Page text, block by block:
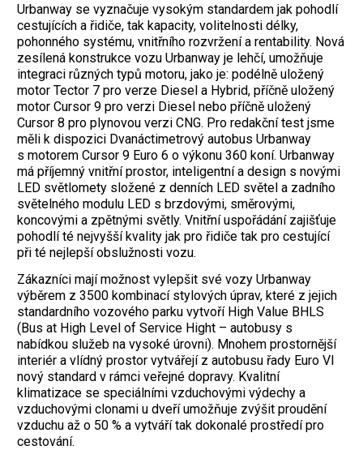
Urbanway se vyznačuje vysokým standardem jak pohodlí
cestujících a řidiče, tak kapacity, volitelnosti délky,
pohonného systému, vnitřního rozvržení a rentability. Nová
zesílená konstrukce vozu Urbanway je lehčí, umožňuje
integraci různých typů motoru, jako je: podélně uložený
motor Tector 7 pro verze Diesel a Hybrid, příčně uložený
motor Cursor 9 pro verzi Diesel nebo příčně uložený
Cursor 8 pro plynovou verzi CNG. Pro redakční test jsme
měli k dispozici Dvanáctimetrový autobus Urbanway
s motorem Cursor 9 Euro 6 o výkonu 360 koní. Urbanway
má příjemný vnitřní prostor, inteligentní a design s novými
LED světlomety složené z denních LED světel a zadního
světelného modulu LED s brzdovými, směrovými,
koncovými a zpětnými světly. Vnitřní uspořádání zajišťuje
pohodlí té nejvyšší kvality jak pro řidiče tak pro cestující
při té nejlepší obslužnosti vozu.
Zákazníci mají možnost vylepšit své vozy Urbanway
výběrem z 3500 kombinací stylových úprav, které z jejich
standardního vozového parku vytvoří High Value BHLS
(Bus at High Level of Service Hight – autobusy s
nabídkou služeb na vysoké úrovni). Mnohem prostornější
interiér a vlídný prostor vytvářejí z autobusu řady Euro VI
nový standard v rámci veřejné dopravy. Kvalitní
klimatizace se speciálními vzduchovými výdechy a
vzduchovými clonami u dveří umožňuje zvýšit proudění
vzduchu až o 50 % a vytváří tak dokonalé prostředí pro
cestování.